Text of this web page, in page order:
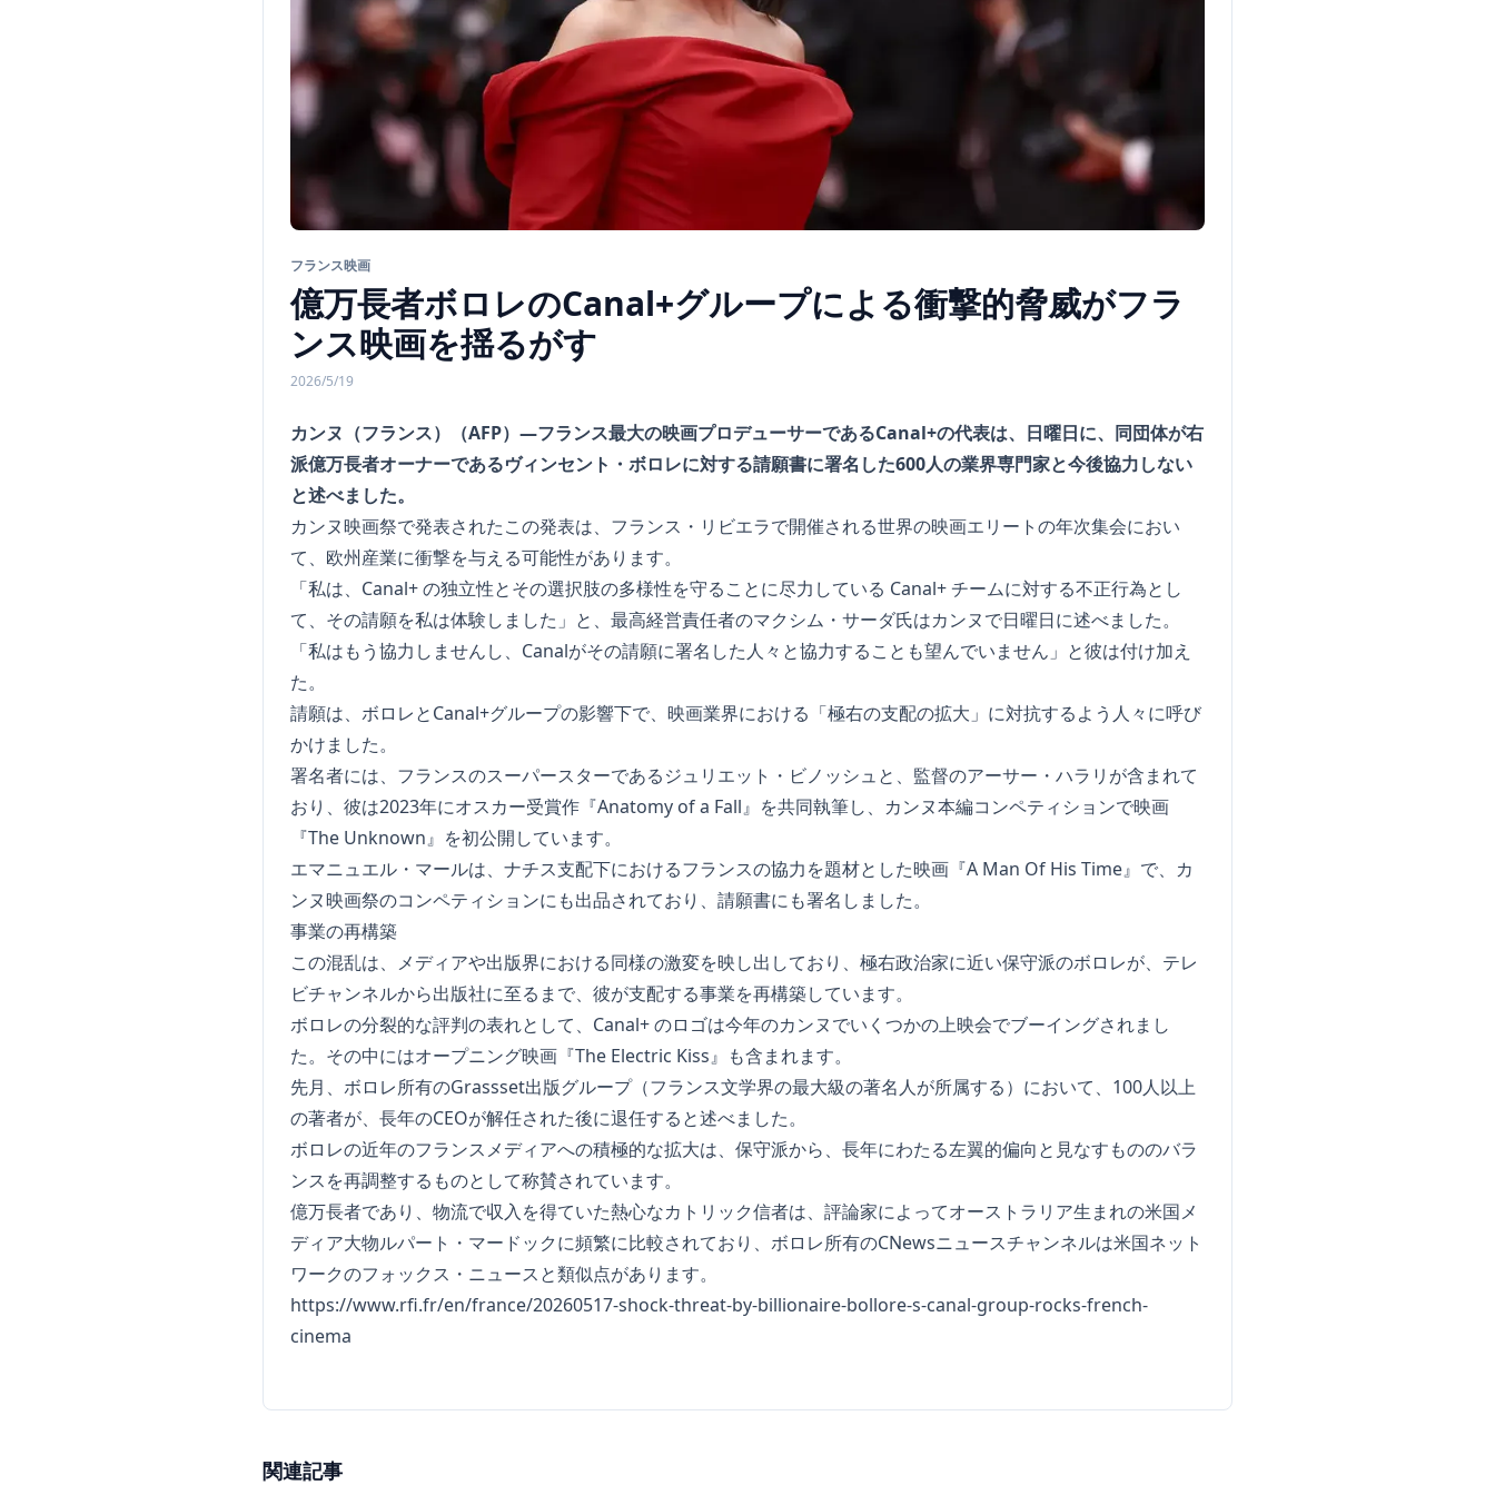
フランス映画
億万長者ボロレのCanal+グループによる衝撃的脅威がフラ
ンス映画を揺るがす
2026/5/19
カンヌ（フランス）（AFP）―フランス最大の映画プロデューサーであるCanal+の代表は、日曜日に、同団体が右
派億万長者オーナーであるヴィンセント・ボロレに対する請願書に署名した600人の業界専門家と今後協力しない
と述べました。
カンヌ映画祭で発表されたこの発表は、フランス・リビエラで開催される世界の映画エリートの年次集会におい
て、欧州産業に衝撃を与える可能性があります。
「私は、Canal+ の独立性とその選択肢の多様性を守ることに尽力している Canal+ チームに対する不正行為とし
て、その請願を私は体験しました」と、最高経営責任者のマクシム・サーダ氏はカンヌで日曜日に述べました。
「私はもう協力しませんし、Canalがその請願に署名した人々と協力することも望んでいません」と彼は付け加え
た。
請願は、ボロレとCanal+グループの影響下で、映画業界における「極右の支配の拡大」に対抗するよう人々に呼び
かけました。
署名者には、フランスのスーパースターであるジュリエット・ビノッシュと、監督のアーサー・ハラリが含まれて
おり、彼は2023年にオスカー受賞作『Anatomy of a Fall』を共同執筆し、カンヌ本編コンペティションで映画
『The Unknown』を初公開しています。
エマニュエル・マールは、ナチス支配下におけるフランスの協力を題材とした映画『A Man Of His Time』で、カ
ンヌ映画祭のコンペティションにも出品されており、請願書にも署名しました。
事業の再構築
この混乱は、メディアや出版界における同様の激変を映し出しており、極右政治家に近い保守派のボロレが、テレ
ビチャンネルから出版社に至るまで、彼が支配する事業を再構築しています。
ボロレの分裂的な評判の表れとして、Canal+ のロゴは今年のカンヌでいくつかの上映会でブーイングされまし
た。その中にはオープニング映画『The Electric Kiss』も含まれます。
先月、ボロレ所有のGrassset出版グループ（フランス文学界の最大級の著名人が所属する）において、100人以上
の著者が、長年のCEOが解任された後に退任すると述べました。
ボロレの近年のフランスメディアへの積極的な拡大は、保守派から、長年にわたる左翼的偏向と見なすもののバラ
ンスを再調整するものとして称賛されています。
億万長者であり、物流で収入を得ていた熱心なカトリック信者は、評論家によってオーストラリア生まれの米国メ
ディア大物ルパート・マードックに頻繁に比較されており、ボロレ所有のCNewsニュースチャンネルは米国ネット
ワークのフォックス・ニュースと類似点があります。
https://www.rfi.fr/en/france/20260517-shock-threat-by-billionaire-bollore-s-canal-group-rocks-french-
cinema
関連記事